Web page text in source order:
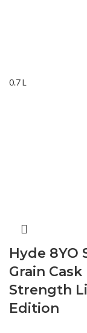
0.7 L
Hyde 8YO
Grain Cask
Strength
Edition